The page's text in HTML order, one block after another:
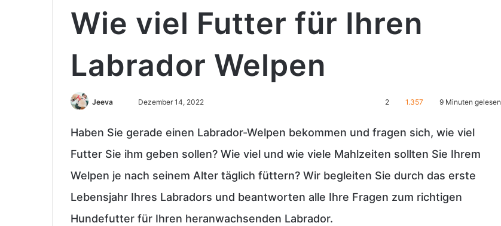
Wie viel Futter für Ihren
Labrador Welpen
Jeeva
Sende
eine
Mail
Dezember 14, 2022 2 1.357 9 Minuten gelesen
Haben Sie gerade einen Labrador-Welpen bekommen und fragen sich, wie viel
Futter Sie ihm geben sollen? Wie viel und wie viele Mahlzeiten sollten Sie Ihrem
Welpen je nach seinem Alter täglich füttern? Wir begleiten Sie durch das erste
Lebensjahr Ihres Labradors und beantworten alle Ihre Fragen zum richtigen
Hundefutter für Ihren heranwachsenden Labrador.